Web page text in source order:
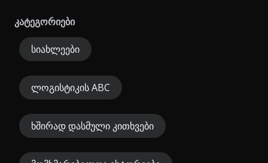
კატეგორიები
სიახლეები
ლოგისტიკის ABC
ხშირად დასმული კითხვები